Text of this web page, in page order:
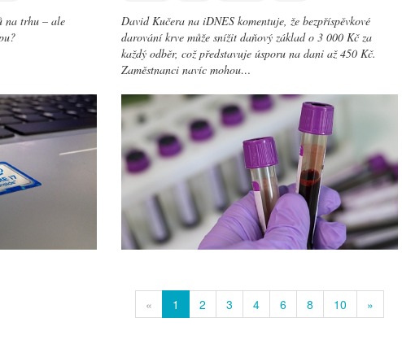
na trhu – ale
David Kučera na iDNES komentuje, že bezpříspěvkové
darování krve může snížit daňový základ o 3 000 Kč za
každý odběr, což představuje úsporu na dani až 450 Kč.
Zaměstnanci navíc mohou…
« 1 2 3 4 6 8 10 »